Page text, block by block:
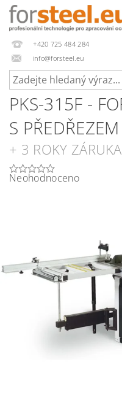
+420 725 484 284
info@forsteel.eu
PKS-315F -
S PŘEDŘEZEM
+ 3 ROKY ZÁRUKA
Neohodnoceno